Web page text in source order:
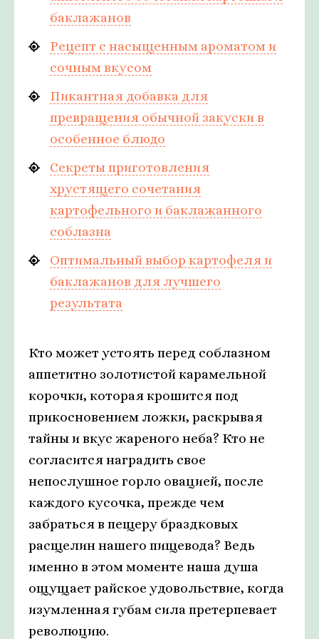
баклажанов
Рецепт с насыщенным ароматом и
сочным вкусом
Пикантная добавка для
превращения обычной закуски в
особенное блюдо
Секреты приготовления
хрустящего сочетания
картофельного и баклажанного
соблазна
Оптимальный выбор картофеля и
баклажанов для лучшего
результата
Кто может устоять перед соблазном
аппетитно золотистой карамельной
корочки, которая крошится под
прикосновением ложки, раскрывая
тайны и вкус жареного неба? Кто не
согласится наградить свое
непослушное горло овацией, после
каждого кусочка, прежде чем
забраться в пещеру браздковых
расщелин нашего пищевода? Ведь
именно в этом моменте наша душа
ощущает райское удовольствие, когда
изумленная губам сила претерпевает
революцию.